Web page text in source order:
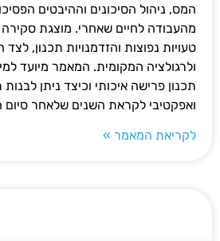
המס, ניהול הסיכונים וההיבטים
מהעבודה לחיים שאחרי. מוצגת סקירה
טעויות נפוצות והזדמנויות תכנון,
ולרגולציה המקומית. המאמר מיועד למי
תכנון פרישה איכותי וכיצד ניתן
ואפקטיבי לקראת השנים שלאחר סיום
לקריאת המאמר »